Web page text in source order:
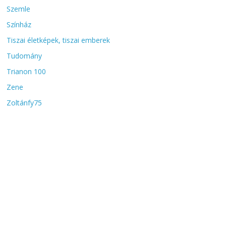
Szemle
Színház
Tiszai életképek, tiszai emberek
Tudomány
Trianon 100
Zene
Zoltánfy75